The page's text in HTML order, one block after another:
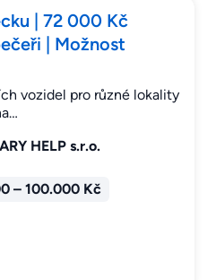
| 72 000 Kč
| Možnost
vozidel pro různé lokality
HELP s.r.o.
– 100.000 Kč